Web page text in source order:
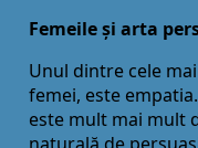
Femeile și arta
Unul dintre cele
femei, este
este mult mai mult